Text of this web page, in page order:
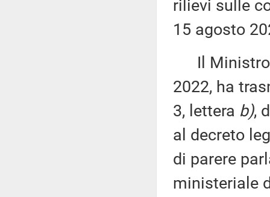
rilievi sulle
15 agosto
Il Ministro
2022, ha
3, lettera b),
al decreto
di parere
ministeriale